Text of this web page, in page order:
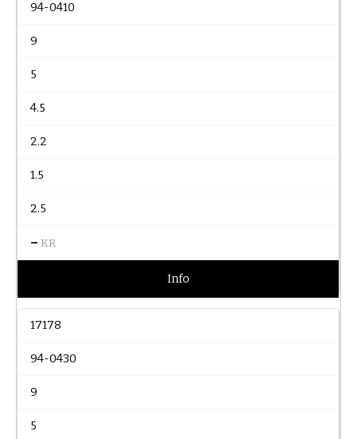
94-0410
9
5
4.5
2.2
1.5
2.5
– KR
Info
17178
94-0430
9
5